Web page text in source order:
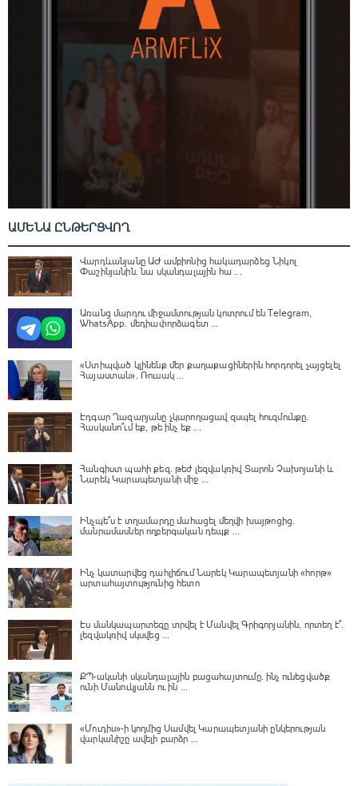
ԱՄԵՆԱ ԸՆԹԵՐՑՎՈՂ
Վարդևանյանը ԱԺ ամբիոնից հակադարձեց Նիկոլ
Փաշինյանին․ նա սկանդալային հա ...
Առանց մարդու միջամտության կոտրում են Telegram,
WhatsApp․ մեդիափորձագետ ...
«Ստիպված կլինենք մեր քաղաքացիներին հորդորել չայցելել
Հայաստան»․ Ռուսակ ...
Էդգար Ղազարյանը չկարողացավ զսպել հուզմունքը.
Հասկանո՞ւմ եք, թե ինչ եք ...
Հանգիստ պահի քեզ. թեժ լեզվակռիվ Տարոն Չախոյանի և
Նարեկ Կարապետյանի միջ ...
Ինչպե՞ս է տղամարդը մահացել մեղվի խայթոցից.
մանրամասներ ողբերգական դեպք ...
Ինչ կատարվեց դահլիճում Նարեկ Կարապետյանի «հորթ»
արտահայտությունից հետո
Էս մանկապարտեզը տրվել է Մանվել Գրիգորյանին, որտեղ է՞․
լեզվակռիվ սկսվեց ...
ՔՊ-ականի սկանդալային բացահայտումը․ ինչ ունեցվածք
ունի Մանուկյանն ու ին ...
«Մուդիս»-ի կողմից Սամվել Կարապետյանի ընկերության
վարկանիշը ավելի բարձր ...